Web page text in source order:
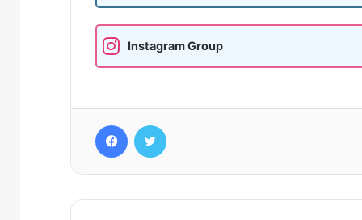
Instagram Group
Facebook